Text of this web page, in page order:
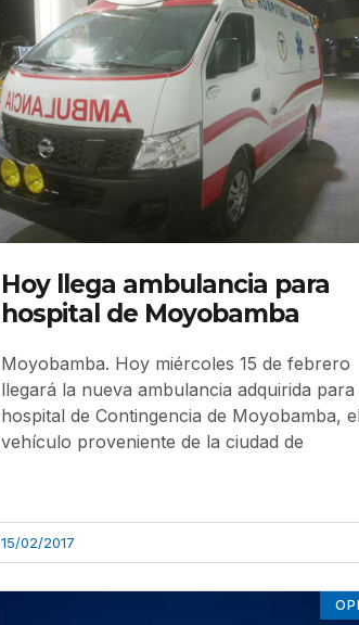
Hoy llega ambulancia para
hospital de Moyobamba
Moyobamba. Hoy miércoles 15 de febrero
llegará la nueva ambulancia adquirida para
hospital de Contingencia de Moyobamba, el
vehículo proveniente de la ciudad de
15/02/2017